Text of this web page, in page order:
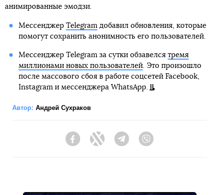
анимированные эмодзи.
Мессенджер Telegram добавил обновления, которые
помогут сохранить анонимность его пользователей.
Мессенджер Telegram за сутки обзавелся тремя
миллионами новых пользователей. Это произошло
после массового сбоя в работе соцсетей Facebook,
Instagram и мессенджера WhatsApp.
Автор: Андрей Сухраков
FacebookTwitter Telegram